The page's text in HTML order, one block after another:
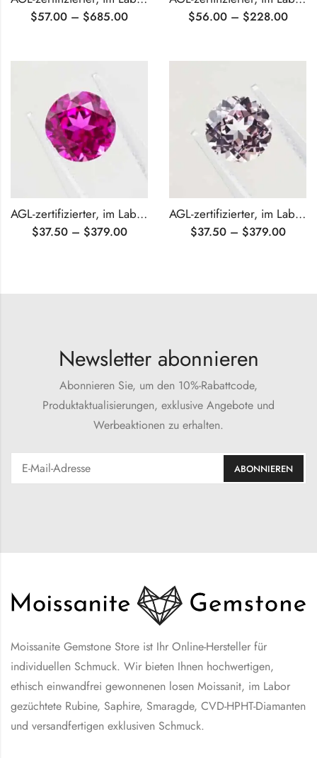
$57.00 – $685.00 $56.00 – $228.00
AGL-zertifizierter, im Labor gezüchteter, pinkfarbener Saphir im Rundschliff
$37.50 – $379.00
AGL-zertifizierter, im Labor gezüchteter rosa Saphir im Rundschliff
$37.50 – $379.00
Newsletter abonnieren
Abonnieren Sie, um den 10%-Rabattcode,
Produktaktualisierungen, exklusive Angebote und
Werbeaktionen zu erhalten.
Moissanite Gemstone Store ist Ihr Online-Hersteller für
individuellen Schmuck. Wir bieten Ihnen hochwertigen,
ethisch einwandfrei gewonnenen losen Moissanit, im Labor
gezüchtete Rubine, Saphire, Smaragde, CVD-HPHT-Diamanten
und versandfertigen exklusiven Schmuck.